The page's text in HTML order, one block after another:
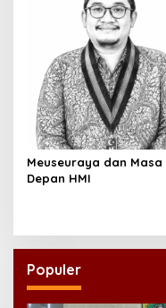
Meuseuraya dan Masa
Depan HMI
Populer